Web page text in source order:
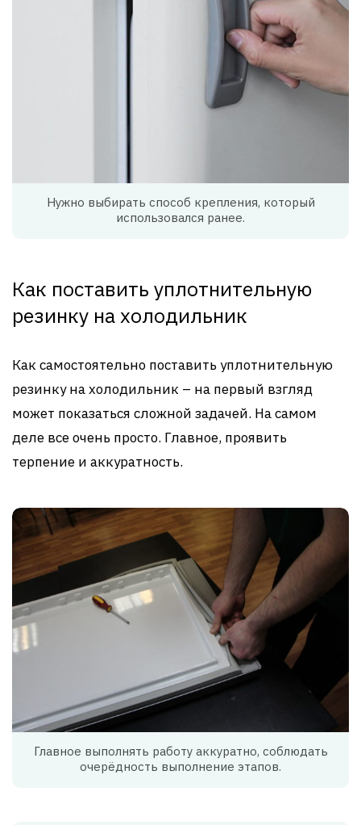
Нужно выбирать способ крепления, который
использовался ранее.
Как поставить уплотнительную
резинку на холодильник
Как самостоятельно поставить уплотнительную
резинку на холодильник – на первый взгляд
может показаться сложной задачей. На самом
деле все очень просто. Главное, проявить
терпение и аккуратность.
Главное выполнять работу аккуратно, соблюдать
очерёдность выполнение этапов.